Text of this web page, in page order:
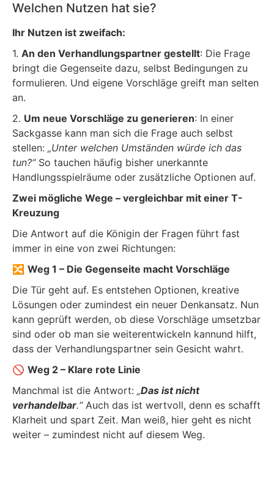
Welchen Nutzen hat sie?
Ihr Nutzen ist zweifach:
1. An den Verhandlungspartner gestellt: Die Frage
bringt die Gegenseite dazu, selbst Bedingungen zu
formulieren. Und eigene Vorschläge greift man selten
an.
2. Um neue Vorschläge zu generieren: In einer
Sackgasse kann man sich die Frage auch selbst
stellen: „Unter welchen Umständen würde ich das
tun?“So tauchen häufig bisher unerkannte
Handlungsspielräume oder zusätzliche Optionen auf.
Zwei mögliche Wege – vergleichbar mit einer T-
Kreuzung
Die Antwort auf die Königin der Fragen führt fast
immer in eine von zwei Richtungen:
🔀 Weg 1 – Die Gegenseite macht Vorschläge
Die Tür geht auf. Es entstehen Optionen, kreative
Lösungen oder zumindest ein neuer Denkansatz. Nun
kann geprüft werden, ob diese Vorschläge umsetzbar
sind oder ob man sie weiterentwickeln kannund hilft,
dass der Verhandlungspartner sein Gesicht wahrt.
🚫 Weg 2 – Klare rote Linie
Manchmal ist die Antwort: „Das ist nicht
verhandelbar.“Auch das ist wertvoll, denn es schafft
Klarheit und spart Zeit. Man weiß, hier geht es nicht
weiter – zumindest nicht auf diesem Weg.